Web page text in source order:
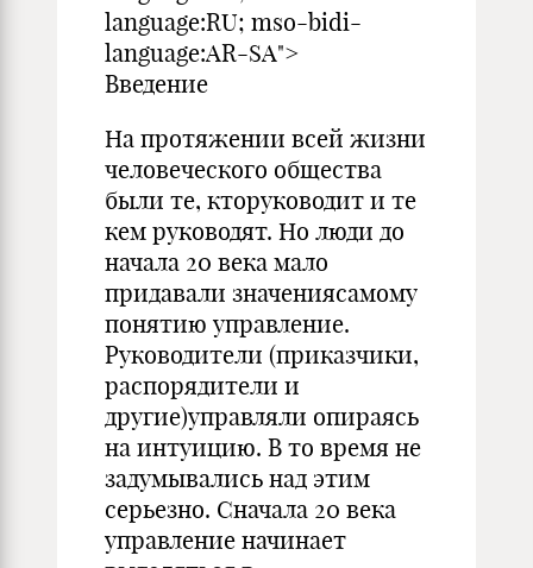
language:RU; mso-bidi-
language:AR-SA">
Введение
На протяжении всей жизни
человеческого общества
были те, кторуководит и те
кем руководят. Но люди до
начала 20 века мало
придавали значениясамому
понятию управление.
Руководители (приказчики,
распорядители и
другие)управляли опираясь
на интуицию. В то время не
задумывались над этим
серьезно. Сначала 20 века
управление начинает